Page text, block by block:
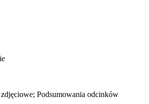
Podsumowania odcinków